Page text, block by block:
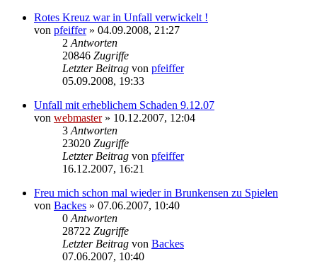
Rotes Kreuz war in Unfall verwickelt !
von pfeiffer» 04.09.2008, 21:27
2 Antworten
20846 Zugriffe
Letzter Beitrag von pfeiffer
05.09.2008, 19:33
Unfall mit erheblichem Schaden 9.12.07
von webmaster» 10.12.2007, 12:04
3 Antworten
23020 Zugriffe
Letzter Beitrag von pfeiffer
16.12.2007, 16:21
Freu mich schon mal wieder in Brunkensen zu Spielen
von Backes » 07.06.2007, 10:40
0 Antworten
28722 Zugriffe
Letzter Beitrag von Backes
07.06.2007, 10:40